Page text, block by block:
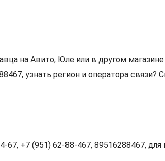
на Авито, Юле или в другом
узнать регион и оператора
+7 (951) 62-88-467, 89516288467, для